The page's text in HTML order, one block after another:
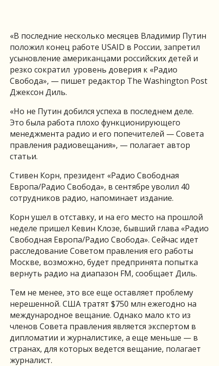
«В последние несколько месяцев Владимир Путин
положил конец работе USAID в России, запретил
усыновление американцами российских детей и
резко сократил уровень доверия к «Радио
Свобода», — пишет редактор The Washington Post
Джексон Диль.
«Но не Путин добился успеха в последнем деле.
Это была работа плохо функционирующего
менеджмента радио и его попечителей — Совета
правления радиовещания», — полагает автор
статьи.
Стивен Корн, президент «Радио Свободная
Европа/Радио Свобода», в сентябре уволил 40
сотрудников радио, напоминает издание.
Корн ушел в отставку, и на его место на прошлой
неделе пришел Кевин Клозе, бывший глава «Радио
Свободная Европа/Радио Свобода». Сейчас идет
расследование Советом правления его работы
Москве, возможно, будет предпринята попытка
вернуть радио на диапазон FM, сообщает Диль.
Тем не менее, это все еще оставляет проблему
нерешенной. США тратят $750 млн ежегодно на
международное вещание. Однако мало кто из
членов Совета правления является экспертом в
дипломатии и журналистике, а еще меньше — в
странах, для которых ведется вещание, полагает
журналист.